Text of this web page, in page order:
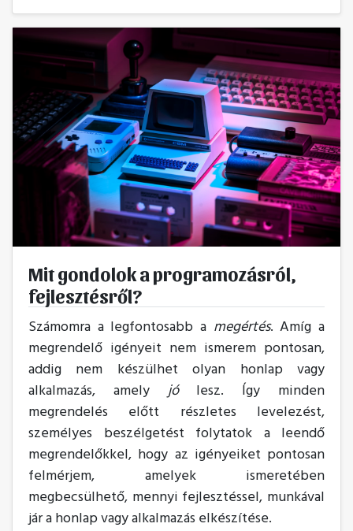
Mit gondolok a programozásról,
fejlesztésről?
Számomra a legfontosabb a megértés. Amíg a
megrendelő igényeit nem ismerem pontosan,
addig nem készülhet olyan honlap vagy
alkalmazás, amelyjólesz. Így minden
megrendelés előtt részletes levelezést,
személyes beszélgetést folytatok a leendő
megrendelőkkel, hogy az igényeiket pontosan
felmérjem, amelyek ismeretében
megbecsülhető, mennyi fejlesztéssel, munkával
jár a honlap vagy alkalmazás elkészítése.